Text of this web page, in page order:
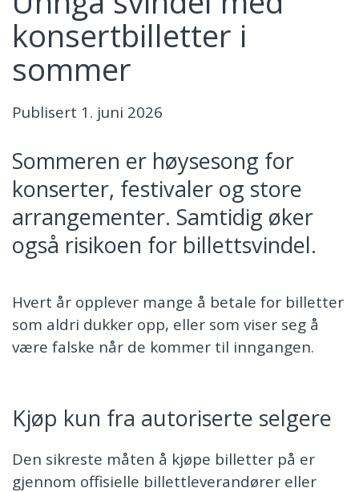
konsertbilletter i
sommer
Publisert 1. juni 2026
Sommeren er høysesong for
konserter, festivaler og store
arrangementer. Samtidig øker
også risikoen for billettsvindel.
Hvert år opplever mange å betale for billetter
som aldri dukker opp, eller som viser seg å
være falske når de kommer til inngangen.
Kjøp kun fra autoriserte selgere
Den sikreste måten å kjøpe billetter på er
gjennom offisielle billettleverandører eller